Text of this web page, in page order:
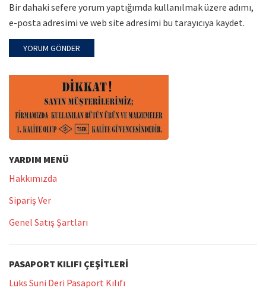
Bir dahaki sefere yorum yaptığımda kullanılmak üzere adımı,
e-posta adresimi ve web site adresimi bu tarayıcıya kaydet.
YARDIM MENÜ
Hakkımızda
Sipariş Ver
Genel Satış Şartları
PASAPORT KILIFI ÇEŞITLERI
Lüks Suni Deri Pasaport Kılıfı